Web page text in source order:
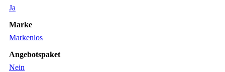
Ja
Marke
Markenlos
Angebotspaket
Nein